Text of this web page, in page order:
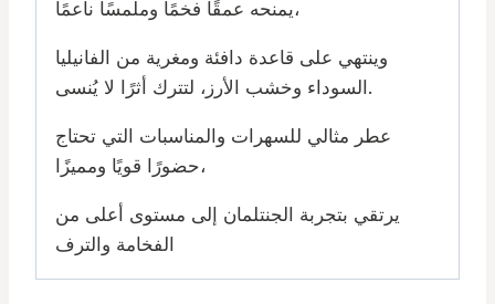
يمنحه عمقًا فخمًا وملمسًا ناعمًا،
وينتهي على قاعدة دافئة ومغرية من الفانيليا
السوداء وخشب الأرز، لتترك أثرًا لا يُنسى.
عطر مثالي للسهرات والمناسبات التي تحتاج
حضورًا قويًا ومميزًا،
يرتقي بتجربة الجنتلمان إلى مستوى أعلى من
الفخامة والترف